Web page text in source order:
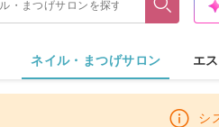
ネイル・まつげサロン エ
シ